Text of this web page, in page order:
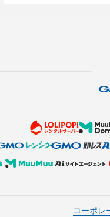
コーポレ